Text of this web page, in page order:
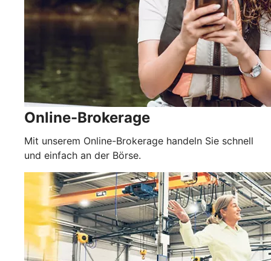
Online-Brokerage
Mit unserem Online-Brokerage handeln Sie schnell
und einfach an der Börse.